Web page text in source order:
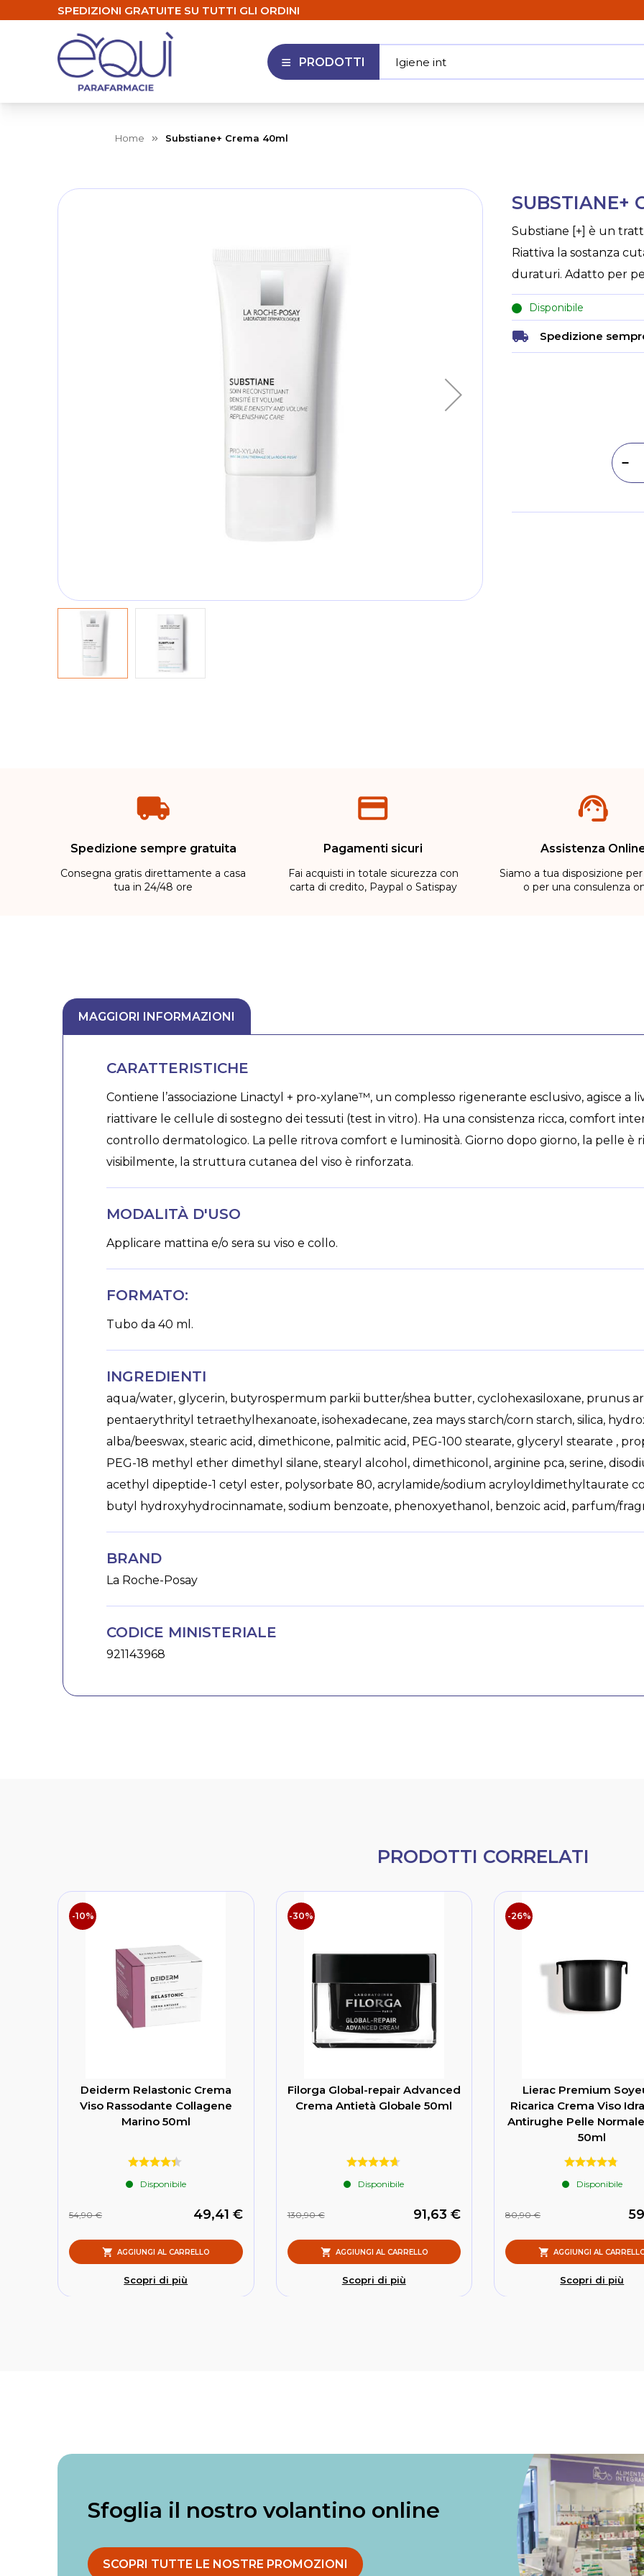
SPEDIZIONI GRATUITE SU TUTTI GLI ORDINI
APRI MENU
PRODOTTI |
Home Substiane+ Crema 40ml
SUBSTIANE+
Substiane [+] è un
Riattiva la sostanza
duraturi. Adatto per
Disponibile
Spedizione
Skip
to
to
gallery
Spedizione sempre gratuita
Consegna gratis direttamente a casa
tua in 24/48 ore
Pagamenti sicuri
Fai acquisti in totale sicurezza con
carta di credito, Paypal o Satispay
Assistenza
Siamo a tua disposizione
o per una consulenza
MAGGIORI INFORMAZIONI
CARATTERISTICHE
Contiene l’associazione Linactyl + pro-xylane™, un complesso rigenerante esclusivo, agisce
riattivare le cellule di sostegno dei tessuti (test in vitro). Ha una consistenza ricca, comfort
controllo dermatologico. La pelle ritrova comfort e luminosità. Giorno dopo giorno, la pelle è
visibilmente, la struttura cutanea del viso è rinforzata.
MODALITÀ D'USO
Applicare mattina e/o sera su viso e collo.
FORMATO:
Tubo da 40 ml.
INGREDIENTI
aqua/water, glycerin, butyrospermum parkii butter/shea butter, cyclohexasiloxane, prunus
pentaerythrityl tetraethylhexanoate, isohexadecane, zea mays starch/corn starch, silica,
alba/beeswax, stearic acid, dimethicone, palmitic acid, PEG-100 stearate, glyceryl stearate ,
PEG-18 methyl ether dimethyl silane, stearyl alcohol, dimethiconol, arginine pca, serine,
acethyl dipeptide-1 cetyl ester, polysorbate 80, acrylamide/sodium acryloyldimethyltaurate
butyl hydroxyhydrocinnamate, sodium benzoate, phenoxyethanol, benzoic acid, parfum/
BRAND
La Roche-Posay
CODICE MINISTERIALE
921143968
PRODOTTI CORRELATI
-10%
Deiderm Relastonic Crema
Viso Rassodante Collagene
Marino 50ml
Disponibile
49,41 €
54,90 €
AGGIUNGI AL CARRELLO
Scopri di più
-30%
Filorga Global-repair Advanced
Crema Antietà Globale 50ml
Disponibile
91,63 €
130,90 €
AGGIUNGI AL CARRELLO
Scopri di più
-26%
Lierac Premium
Ricarica Crema Viso
Antirughe Pelle
50ml
Disponibile
80,90 €
AGGIUNGI AL
Scopri di più
Sfoglia il nostro volantino online
SCOPRI TUTTE LE NOSTRE PROMOZIONI